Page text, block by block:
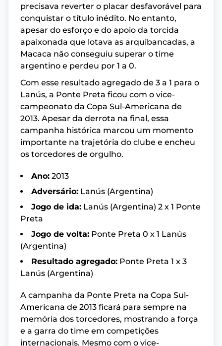
precisava reverter o placar desfavorável para
conquistar o título inédito. No entanto,
apesar do esforço e do apoio da torcida
apaixonada que lotava as arquibancadas, a
Macaca não conseguiu superar o time
argentino e perdeu por 1 a 0.
Com esse resultado agregado de 3 a 1 para o
Lanús, a Ponte Preta ficou com o vice-
campeonato da Copa Sul-Americana de
2013. Apesar da derrota na final, essa
campanha histórica marcou um momento
importante na trajetória do clube e encheu
os torcedores de orgulho.
Ano: 2013
Adversário: Lanús (Argentina)
Jogo de ida: Lanús (Argentina) 2 x 1 Ponte
Preta
Jogo de volta: Ponte Preta 0 x 1 Lanús
(Argentina)
Resultado agregado: Ponte Preta 1 x 3
Lanús (Argentina)
A campanha da Ponte Preta na Copa Sul-
Americana de 2013 ficará para sempre na
memória dos torcedores, mostrando a força
e a garra do time em competições
internacionais. Mesmo com o vice-